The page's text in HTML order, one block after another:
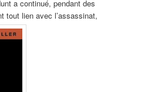
a continué, pendant des
tout lien avec l’assassinat,